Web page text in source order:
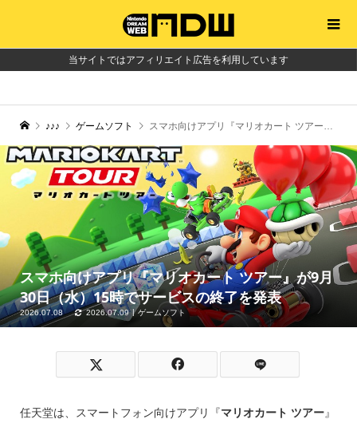
当サイトではアフィリエイト広告を利用しています
♪♪♪ ゲームソフト スマホ向けアプリ『マリオカート ツアー』が9月30日（水）15時でサービスの終了を発表
スマホ向けアプリ『マリオカート ツアー』が9月
30日（水）15時でサービスの終了を発表
2026.07.08 2026.07.09 ゲームソフト
任天堂は、スマートフォン向けアプリ『マリオカート ツアー』